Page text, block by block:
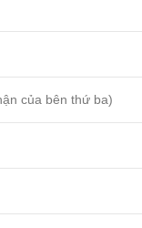
của bên thứ ba)